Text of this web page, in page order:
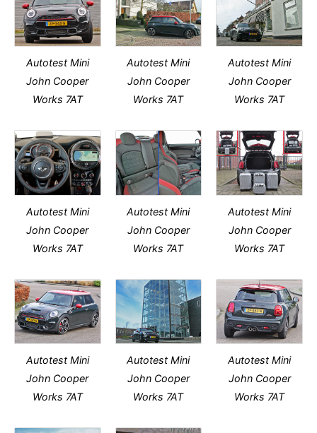
Autotest Mini
John Cooper
Works 7AT
Autotest Mini
John Cooper
Works 7AT
Autotest Mini
John Cooper
Works 7AT
Autotest Mini
John Cooper
Works 7AT
Autotest Mini
John Cooper
Works 7AT
Autotest Mini
John Cooper
Works 7AT
Autotest Mini
John Cooper
Works 7AT
Autotest Mini
John Cooper
Works 7AT
Autotest Mini
John Cooper
Works 7AT